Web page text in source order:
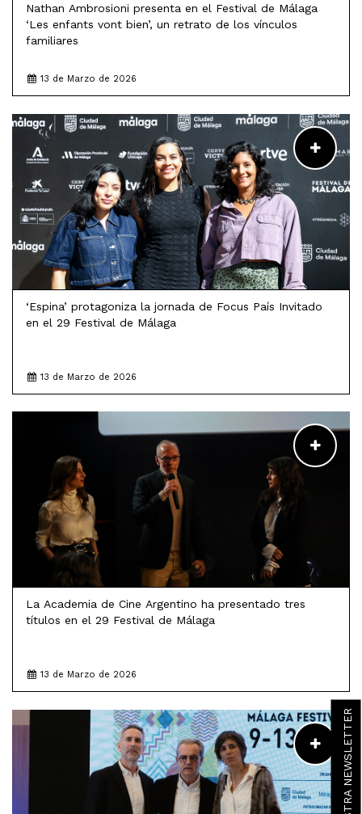
Nathan Ambrosioni presenta en el Festival de Málaga
‘Les enfants vont bien’, un retrato de los vínculos
familiares
13 de Marzo de 2026
‘Espina’ protagoniza la jornada de Focus País Invitado
en el 29 Festival de Málaga
13 de Marzo de 2026
LEER MÁS
La Academia de Cine Argentino ha presentado tres
títulos en el 29 Festival de Málaga
13 de Marzo de 2026
LEER MÁS